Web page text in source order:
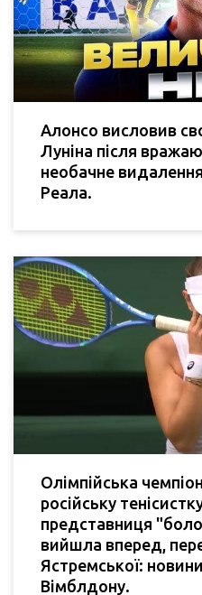
Алонсо висловив
Луніна після
необачне
Реала.
Олімпійська
російську
представниця
вийшла вперед,
Ястремської:
Вімблдону.